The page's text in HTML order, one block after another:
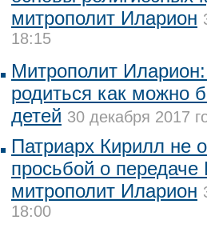
митрополит Иларион
18:15
Митрополит
родиться как можно
детей 30 декабря 2017
Патриарх Кирилл не
просьбой о
митрополит Иларион
18:00